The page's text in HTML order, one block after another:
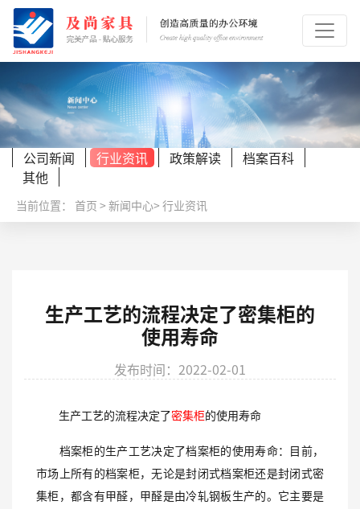
公司新闻 行业资讯 政策解读
档案百科
其他
当前位置： 首页 > 新闻中心> 行业资讯
生产工艺的流程决定了密集柜的
使用寿命
发布时间：2022-02-01
生产工艺的流程决定了密集柜的使用寿命
档案柜的生产工艺决定了档案柜的使用寿命：目前，
市场上所有的档案柜，无论是封闭式档案柜还是封闭式密
集柜，都含有甲醛，甲醛是由冷轧钢板生产的。它主要是